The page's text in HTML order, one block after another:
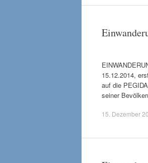
15.12.2014,
auf die
seiner
15. Dezember